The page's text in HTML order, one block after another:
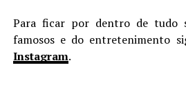
Para ficar por dentro de tudo
famosos e do entretenimento
Instagram.